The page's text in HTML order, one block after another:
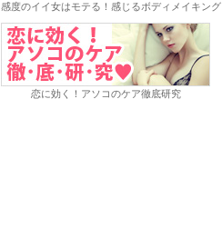
感度のイイ女はモテる！感じるボディメイキング
恋に効く！アソコのケア徹底研究